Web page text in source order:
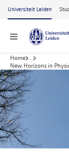
Ga naar
Universiteit Leiden
Menu
Home ...
New Horizons in